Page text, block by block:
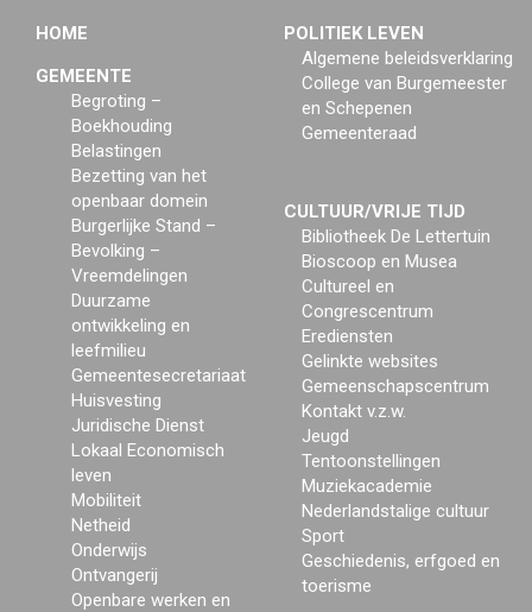
HOME
GEMEENTE
Begroting –
Boekhouding
Belastingen
Bezetting van het
openbaar domein
Burgerlijke Stand –
Bevolking –
Vreemdelingen
Duurzame
ontwikkeling en
leefmilieu
Gemeentesecretariaat
Huisvesting
Juridische Dienst
Lokaal Economisch
leven
Mobiliteit
Netheid
Onderwijs
Ontvangerij
Openbare werken en
POLITIEK LEVEN
Algemene beleidsverklaring
College van Burgemeester
en Schepenen
Gemeenteraad
CULTUUR/VRIJE TIJD
Bibliotheek De Lettertuin
Bioscoop en Musea
Cultureel en
Congrescentrum
Erediensten
Gelinkte websites
Gemeenschapscentrum
Kontakt v.z.w.
Jeugd
Tentoonstellingen
Muziekacademie
Nederlandstalige cultuur
Sport
Geschiedenis, erfgoed en
toerisme